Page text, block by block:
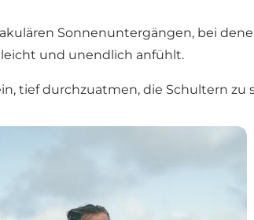
Sonnenuntergängen, bei
und unendlich anfühlt.
tief durchzuatmen, die Schultern zu
Urlaub